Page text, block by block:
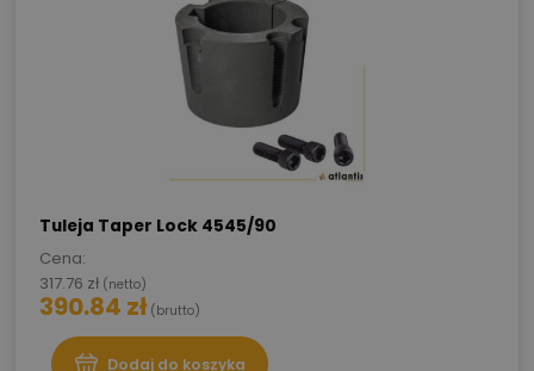
Tuleja Taper Lock 4545/90
Cena:
317.76 zł (netto)
390.84 zł (brutto)
Dodaj do koszyka